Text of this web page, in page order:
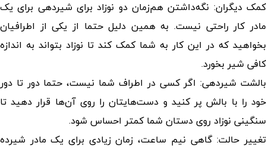
کمک دیگران: نگه‌داشتن هم‌زمان دو نوزاد برای شیردهی برای یک
مادر کار راحتی نیست. به همین دلیل حتما از یکی از اطرافیان
بخواهید که در این کار به شما کمک کند تا نوزاد بتواند به اندازه
کافی شیر بخورد.
بالشت شیردهی: اگر کسی در اطراف شما نیست، حتما دور تا دور
خود را با بالش پر کنید و دست‌هایتان را روی آن‌ها قرار دهید تا
سنگینی نوزاد روی دستان شما کمتر احساس شود.
تغییر حالت: گاهی نیم ساعت، زمان زیادی برای یک مادر شیرده